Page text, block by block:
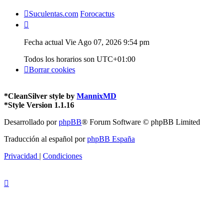
Suculentas.com Forocactus
Fecha actual Vie Ago 07, 2026 9:54 pm
Todos los horarios son UTC+01:00
Borrar cookies
*CleanSilver style by MannixMD
*Style Version 1.1.16
Desarrollado porphpBB® Forum Software © phpBB Limited
Traducción al español porphpBB España
Privacidad | Condiciones